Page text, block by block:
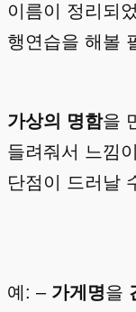
이름이 정리되
행연습을 해볼
가상의 명함을
들려줘서 느낌
단점이 드러날
예: – 가게명을